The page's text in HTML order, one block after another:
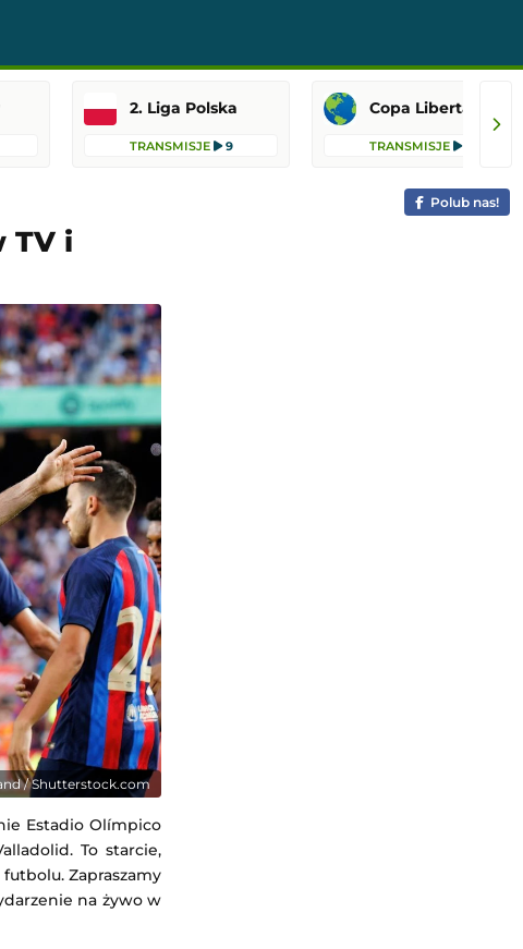
2. Liga Polska
TRANSMISJE 9 TRANSMISJE 8
Polub nas!
FF
TV i
/ Shutterstock.com
Estadio Olímpico
To starcie,
Zapraszamy
na żywo w